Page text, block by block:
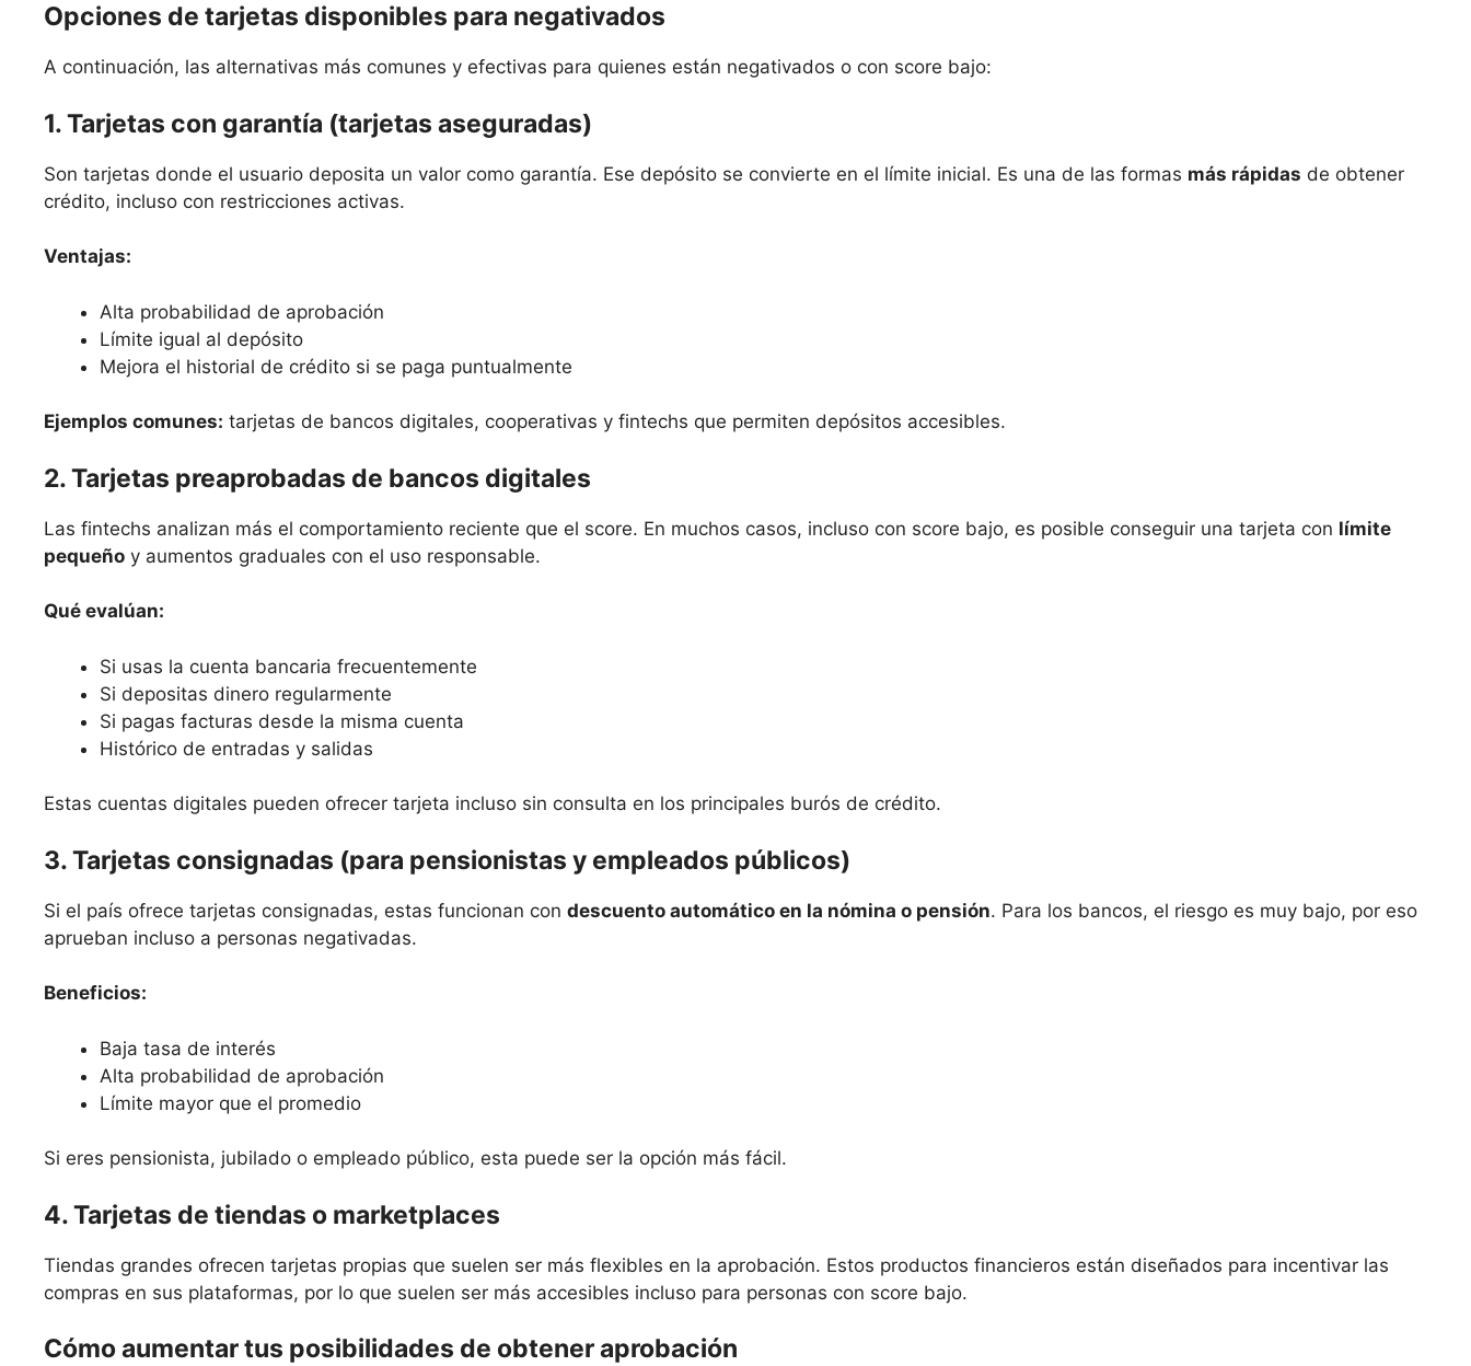
Opciones de tarjetas disponibles para negativados
A continuación, las alternativas más comunes y efectivas para quienes están negativados o con score bajo:
1. Tarjetas con garantía (tarjetas aseguradas)
Son tarjetas donde el usuario deposita un valor como garantía. Ese depósito se convierte en el límite inicial. Es una de las formas más rápidas de obtener
crédito, incluso con restricciones activas.
Ventajas:
Alta probabilidad de aprobación
Límite igual al depósito
Mejora el historial de crédito si se paga puntualmente
Ejemplos comunes: tarjetas de bancos digitales, cooperativas y fintechs que permiten depósitos accesibles.
2. Tarjetas preaprobadas de bancos digitales
Las fintechs analizan más el comportamiento reciente que el score. En muchos casos, incluso con score bajo, es posible conseguir una tarjeta con límite
pequeño y aumentos graduales con el uso responsable.
Qué evalúan:
Si usas la cuenta bancaria frecuentemente
Si depositas dinero regularmente
Si pagas facturas desde la misma cuenta
Histórico de entradas y salidas
Estas cuentas digitales pueden ofrecer tarjeta incluso sin consulta en los principales burós de crédito.
3. Tarjetas consignadas (para pensionistas y empleados públicos)
Si el país ofrece tarjetas consignadas, estas funcionan con descuento automático en la nómina o pensión. Para los bancos, el riesgo es muy bajo, por eso
aprueban incluso a personas negativadas.
Beneficios:
Baja tasa de interés
Alta probabilidad de aprobación
Límite mayor que el promedio
Si eres pensionista, jubilado o empleado público, esta puede ser la opción más fácil.
4. Tarjetas de tiendas o marketplaces
Tiendas grandes ofrecen tarjetas propias que suelen ser más flexibles en la aprobación. Estos productos financieros están diseñados para incentivar las
compras en sus plataformas, por lo que suelen ser más accesibles incluso para personas con score bajo.
Cómo aumentar tus posibilidades de obtener aprobación